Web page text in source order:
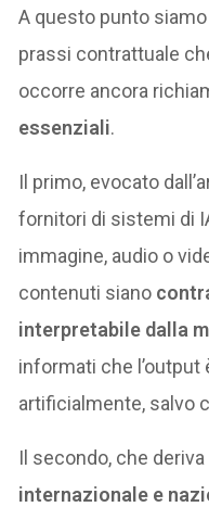
A questo punto
prassi contrattuale
occorre ancora
essenziali.
Il primo, evocato
fornitori di sistemi di
immagine, audio o
contenuti siano
interpretabile dalla
informati che
artificialmente, salvo
Il secondo, che deriva
internazionale e